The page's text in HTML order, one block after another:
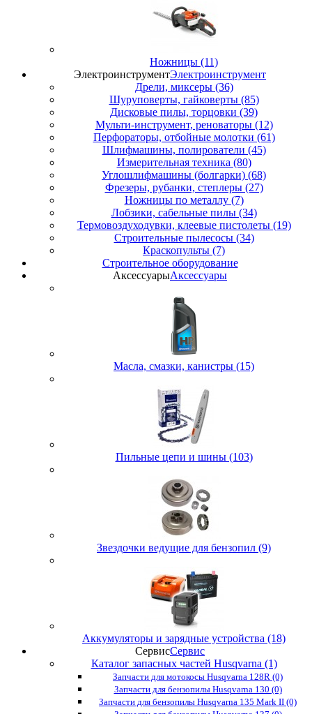
Ножницы (11)
ЭлектроинструментЭлектроинструмент
Дрели, миксеры (36)
Шуруповерты, гайковерты (85)
Дисковые пилы, торцовки (39)
Мульти-инструмент, реноваторы (12)
Перфораторы, отбойные молотки (61)
Шлифмашины, полирователи (45)
Измерительная техника (80)
Углошлифмашины (болгарки) (68)
Фрезеры, рубанки, степлеры (27)
Ножницы по металлу (7)
Лобзики, сабельные пилы (34)
Термовоздуходувки, клеевые пистолеты (19)
Строительные пылесосы (34)
Краскопульты (7)
Строительное оборудование
АксессуарыАксессуары
Масла, смазки, канистры (15)
Пильные цепи и шины (103)
Звездочки ведущие для бензопил (9)
Аккумуляторы и зарядные устройства (18)
СервисСервис
Каталог запасных частей Husqvarna (1)
Запчасти для мотокосы Husqvarna 128R (0)
Запчасти для бензопилы Husqvarna 130 (0)
Запчасти для бензопилы Husqvarna 135 Mark II (0)